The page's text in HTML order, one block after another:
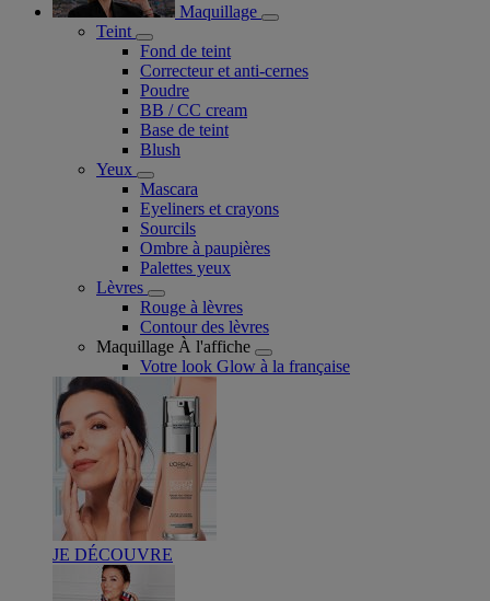
Maquillage
Teint
Fond de teint
Correcteur et anti-cernes
Poudre
BB / CC cream
Base de teint
Blush
Yeux
Mascara
Eyeliners et crayons
Sourcils
Ombre à paupières
Palettes yeux
Lèvres
Rouge à lèvres
Contour des lèvres
Maquillage À l'affiche
Votre look Glow à la française
JE DÉCOUVRE